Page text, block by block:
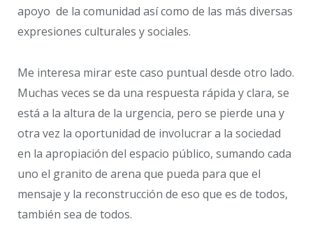
apoyo de la comunidad así como de las más diversas
expresiones culturales y sociales.
Me interesa mirar este caso puntual desde otro lado.
Muchas veces se da una respuesta rápida y clara, se
está a la altura de la urgencia, pero se pierde una y
otra vez la oportunidad de involucrar a la sociedad
en la apropiación del espacio público, sumando cada
uno el granito de arena que pueda para que el
mensaje y la reconstrucción de eso que es de todos,
también sea de todos.